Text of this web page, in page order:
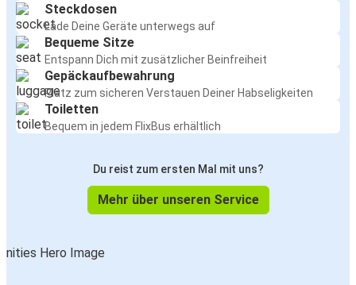
Steckdosen
Lade Deine Geräte unterwegs auf
Bequeme Sitze
Entspann Dich mit zusätzlicher Beinfreiheit
Gepäckaufbewahrung
Platz zum sicheren Verstauen Deiner Habseligkeiten
Toiletten
Bequem in jedem FlixBus erhältlich
Du reist zum ersten Mal mit uns?
Mehr über unseren Service